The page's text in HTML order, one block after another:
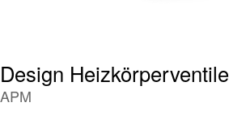
Design Heizkörperventile
APM